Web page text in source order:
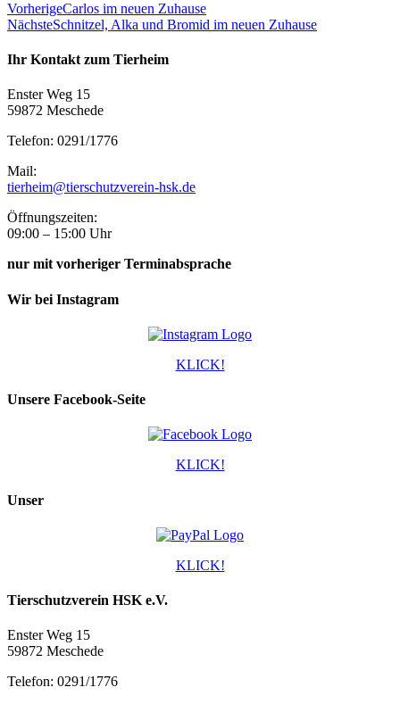
VorherigeCarlos im neuen Zuhause
NächsteSchnitzel, Alka und Bromid im neuen Zuhause
Ihr Kontakt zum Tierheim
Enster Weg 15
59872 Meschede
Telefon: 0291/1776
Mail:
tierheim@tierschutzverein-hsk.de
Öffnungszeiten:
09:00 – 15:00 Uhr
nur mit vorheriger Terminabsprache
Wir bei Instagram
KLICK!
Unsere Facebook-Seite
KLICK!
Unser
KLICK!
Tierschutzverein HSK e.V.
Enster Weg 15
59872 Meschede
Telefon: 0291/1776